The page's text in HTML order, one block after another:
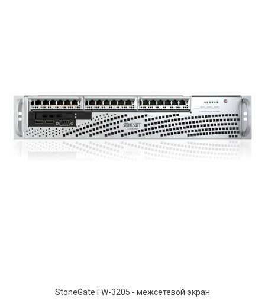
StoneGate FW-3205 - межсетевой экран